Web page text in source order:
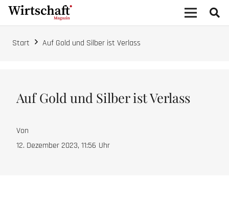
Start Auf Gold und Silber ist Verlass
Auf Gold und Silber ist Verlass
Von
12. Dezember 2023, 11:56 Uhr